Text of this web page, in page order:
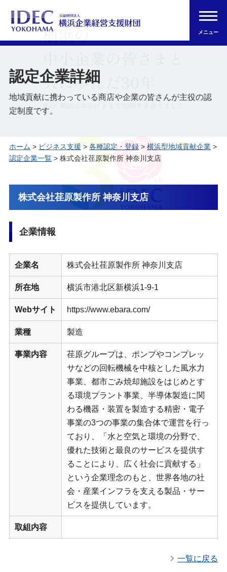
メニュー
認定企業詳細
地域貢献に携わっている商店や企業の皆さんが主役の認
定制度です。
ホーム > ビジネス支援 > 各種認定・登録> 横浜型地域貢献企業>
認定企業一覧> 株式会社荏原製作所 神奈川支店
株式会社荏原製作所 神奈川支店
企業情報
企業名 株式会社荏原製作所 神奈川支店
所在地 横浜市港北区新横浜1-9-1
Webサイト https://www.ebara.com/
業種 製造
事業内容
荏原グループは、ポンプやコンプレッ
サなどの回転機械を中核とした風水力
事業、都市ごみ焼却施設をはじめとす
る環境プラント事業、半導体製造に関
わる機器・装置を製造する精密・電子
事業の3つの事業の集合体で運営を行っ
ており、「水と空気と環境の分野で、
優れた技術と最良のサービスを提供す
ることにより、広く社会に貢献する」
という企業理念のもと、世界各地の社
会・産業インフラを支える製品・サー
ビスを提供しています。
取組内容
一覧に戻る